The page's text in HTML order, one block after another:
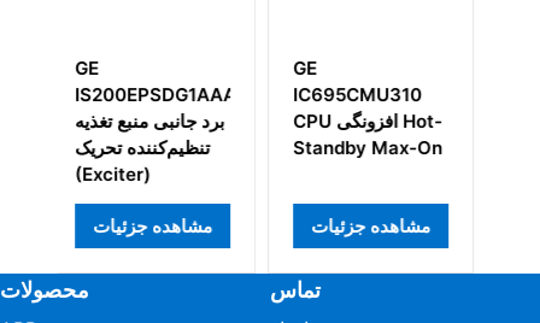
GE
IC695CMU310
CPU افزونگی Hot-
Standby Max-On
مشاهده جزئیات
GE
IS200RAPAG1BCA
برد رابط درایو/منبع
پل
مشاهده جزئیات
محصولات تماس